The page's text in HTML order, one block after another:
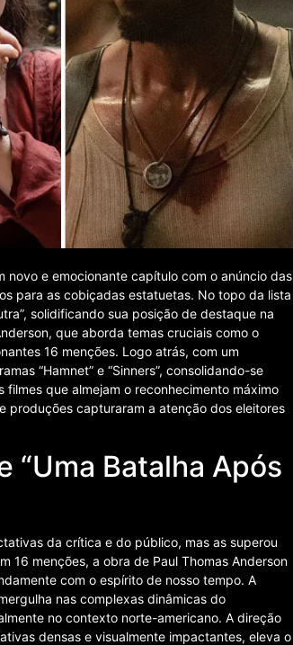
novo e emocionante capítulo com o anúncio das
para as cobiçadas estatuetas. No topo da lista
solidificando sua posição de destaque na
que aborda temas cruciais como o
16 menções. Logo atrás, com um
“Hamnet” e “Sinners”, consolidando-se
que almejam o reconhecimento máximo
produções capturaram a atenção dos eleitores
“Uma Batalha Após
da crítica e do público, mas as superou
16 menções, a obra de Paul Thomas Anderson
com o espírito de nosso tempo. A
nas complexas dinâmicas do
no contexto norte-americano. A direção
densas e visualmente impactantes, eleva o